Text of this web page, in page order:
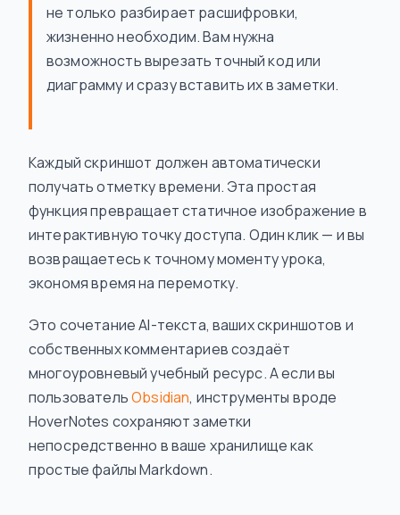
не только разбирает расшифровки,
жизненно необходим. Вам нужна
возможность вырезать точный код или
диаграмму и сразу вставить их в заметки.
Каждый скриншот должен автоматически
получать отметку времени. Эта простая
функция превращает статичное изображение в
интерактивную точку доступа. Один клик — и вы
возвращаетесь к точному моменту урока,
экономя время на перемотку.
Это сочетание AI-текста, ваших скриншотов и
собственных комментариев создаёт
многоуровневый учебный ресурс. А если вы
пользовательObsidian, инструменты вроде
HoverNotes сохраняют заметки
непосредственно в ваше хранилище как
простые файлы Markdown.